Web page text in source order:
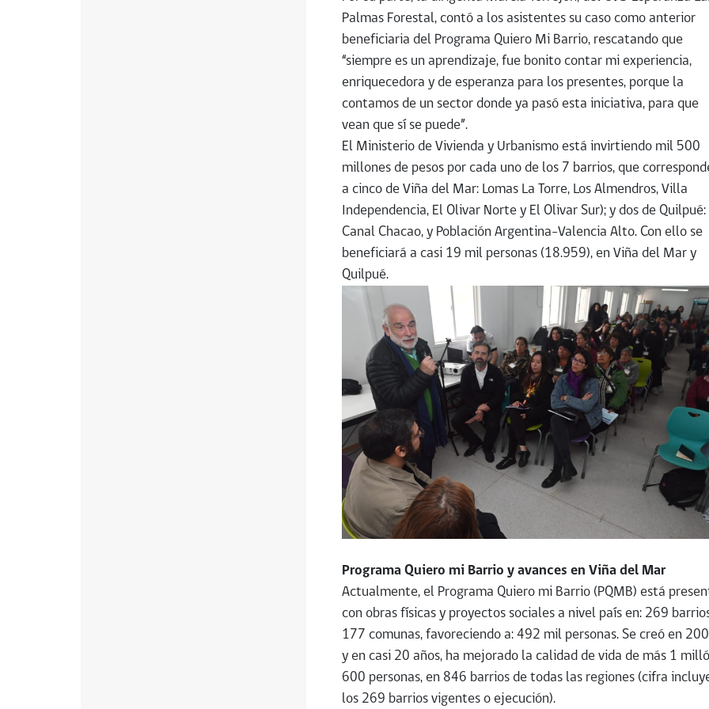
Palmas Forestal, contó a los asistentes su caso como anterior
beneficiaria del Programa Quiero Mi Barrio, rescatando que
“siempre es un aprendizaje, fue bonito contar mi experiencia,
enriquecedora y de esperanza para los presentes, porque la
contamos de un sector donde ya pasó esta iniciativa, para que
vean que sí se puede”.
El Ministerio de Vivienda y Urbanismo está invirtiendo mil 500
millones de pesos por cada uno de los 7 barrios, que
a cinco de Viña del Mar: Lomas La Torre, Los Almendros, Villa
Independencia, El Olivar Norte y El Olivar Sur); y dos de Quilpué:
Canal Chacao, y Población Argentina-Valencia Alto. Con ello se
beneficiará a casi 19 mil personas (18.959), en Viña del Mar y
Quilpué.
Programa Quiero mi Barrio y avances en Viña del Mar
Actualmente, el Programa Quiero mi Barrio (PQMB) está
con obras físicas y proyectos sociales a nivel país en: 269
177 comunas, favoreciendo a: 492 mil personas. Se creó en
y en casi 20 años, ha mejorado la calidad de vida de más 1
600 personas, en 846 barrios de todas las regiones (cifra
los 269 barrios vigentes o ejecución).